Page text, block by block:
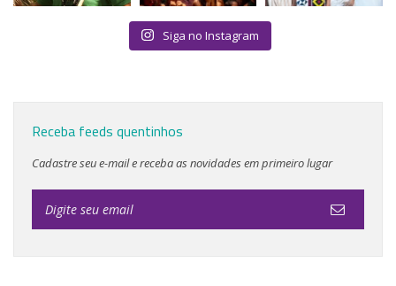
Siga no Instagram
Receba feeds quentinhos
Cadastre seu e-mail e receba as novidades em primeiro lugar